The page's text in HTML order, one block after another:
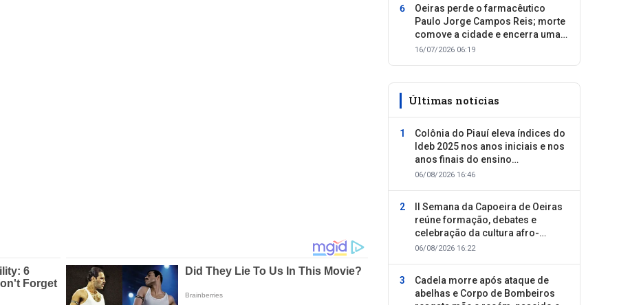
Oeiras perde o farmacêutico
Paulo Jorge Campos Reis; morte
comove a cidade e encerra uma
trajetória dedicada ao cuidado
16/07/2026 06:19
Últimas notícias
Colônia do Piauí eleva índices do
Ideb 2025 nos anos iniciais e nos
anos finais do ensino
fundamental
06/08/2026 16:46
II Semana da Capoeira de Oeiras
reúne formação, debates e
celebração da cultura afro-
brasileira
06/08/2026 16:22
Cadela morre após ataque de
abelhas e Corpo de Bombeiros